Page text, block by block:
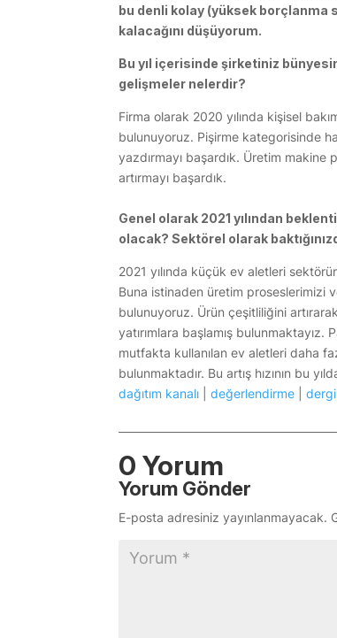
bu denli kolay (yüksek borçlanma
kalacağını düşüyorum.
Bu yıl içerisinde şirketiniz
gelişmeler nelerdir?
Firma olarak 2020 yılında kişisel
bulunuyoruz. Pişirme kategorisinde
yazdırmayı başardık. Üretim makine
artırmayı başardık.
Genel olarak 2021 yılından
olacak? Sektörel olarak
2021 yılında küçük ev aletleri
Buna istinaden üretim proseslerimizi
bulunuyoruz. Ürün çeşitliliğini
yatırımlara başlamış
mutfakta kullanılan ev aletleri daha
bulunmaktadır. Bu artış hızının bu
dağıtım kanalı |değerlendirme |dergi
0 Yorum
Yorum Gönder
E-posta adresiniz yayınlanmayacak.